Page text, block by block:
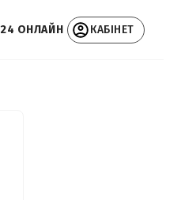
24 ОНЛАЙН КАБІНЕТ